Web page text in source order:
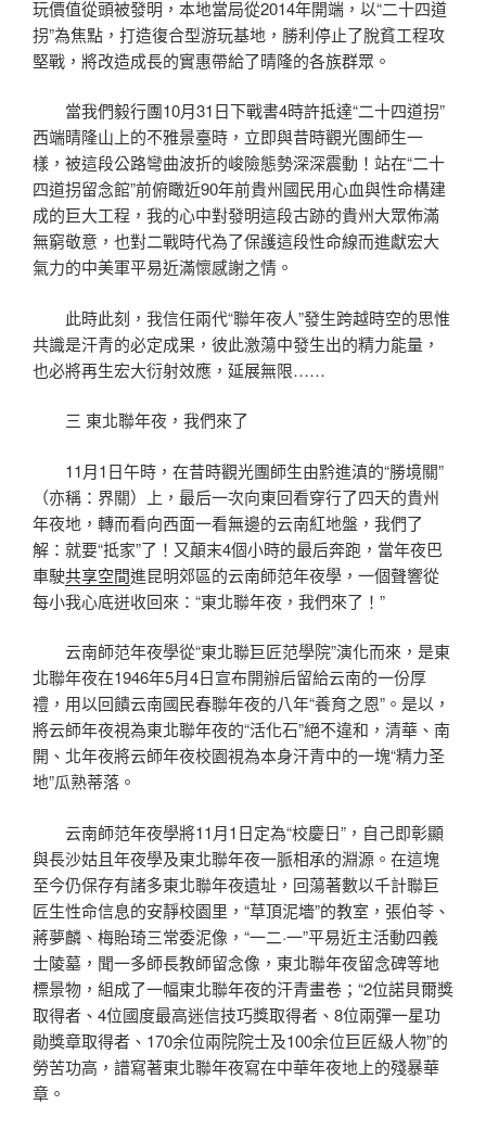
玩價值從頭被發明，本地當局從2014年開端，以“二十四道
拐”為焦點，打造復合型游玩基地，勝利停止了脫貧工程攻
堅戰，將改造成長的實惠帶給了晴隆的各族群眾。
當我們毅行團10月31日下戰書4時許抵達“二十四道拐”
西端晴隆山上的不雅景臺時，立即與昔時觀光團師生一
樣，被這段公路彎曲波折的峻險態勢深深震動！站在“二十
四道拐留念館”前俯瞰近90年前貴州國民用心血與性命構建
成的巨大工程，我的心中對發明這段古跡的貴州大眾佈滿
無窮敬意，也對二戰時代為了保護這段性命線而進獻宏大
氣力的中美軍平易近滿懷感謝之情。
此時此刻，我信任兩代“聯年夜人”發生跨越時空的思惟
共識是汗青的必定成果，彼此激蕩中發生出的精力能量，
也必將再生宏大衍射效應，延展無限……
三 東北聯年夜，我們來了
11月1日午時，在昔時觀光團師生由黔進滇的“勝境關”
（亦稱：界關）上，最后一次向東回看穿行了四天的貴州
年夜地，轉而看向西面一看無邊的云南紅地盤，我們了
解：就要“抵家”了！又顛末4個小時的最后奔跑，當年夜巴
車駛共享空間進昆明郊區的云南師范年夜學，一個聲響從
每小我心底迸收回來：“東北聯年夜，我們來了！”
云南師范年夜學從“東北聯巨匠范學院”演化而來，是東
北聯年夜在1946年5月4日宣布開辦后留給云南的一份厚
禮，用以回饋云南國民春聯年夜的八年“養育之恩”。是以，
將云師年夜視為東北聯年夜的“活化石”絕不違和，清華、南
開、北年夜將云師年夜校園視為本身汗青中的一塊“精力圣
地”瓜熟蒂落。
云南師范年夜學將11月1日定為“校慶日”，自己即彰顯
與長沙姑且年夜學及東北聯年夜一脈相承的淵源。在這塊
至今仍保存有諸多東北聯年夜遺址，回蕩著數以千計聯巨
匠生性命信息的安靜校園里，“草頂泥墻”的教室，張伯苓、
蔣夢麟、梅貽琦三常委泥像，“一二·一”平易近主活動四義
士陵墓，聞一多師長教師留念像，東北聯年夜留念碑等地
標景物，組成了一幅東北聯年夜的汗青畫卷；“2位諾貝爾獎
取得者、4位國度最高迷信技巧獎取得者、8位兩彈一星功
勛獎章取得者、170余位兩院院士及100余位巨匠級人物”的
勞苦功高，譜寫著東北聯年夜寫在中華年夜地上的殘暴華
章。